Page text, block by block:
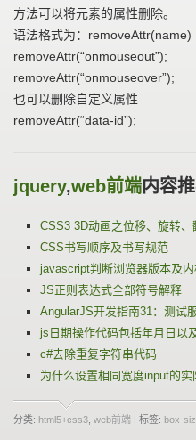
方法可以将元素的属性删除。
语法格式为：removeAttr(name)
removeAttr(“onmouseout”);
removeAttr(“onmouseover”);
也可以删除自定义属性
removeAttr(“data-id”);
jquery,web前端内容
CSS3 3D动画之位移、旋转
CSS书写顺序及书写规范
javascript判断浏览器版本及
JS正则表达式全部符号解释
AngularJS开发指南31：测试
js日期操作代码包括年月日以
c#去除重复字符串代码
为什么设置相同宽度input的实
分类: html5+css3 web前端 | 标签: box-